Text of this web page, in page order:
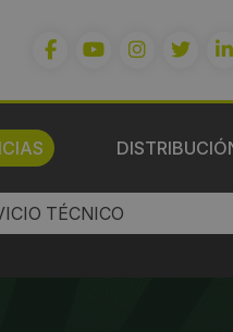
TÉCNICO